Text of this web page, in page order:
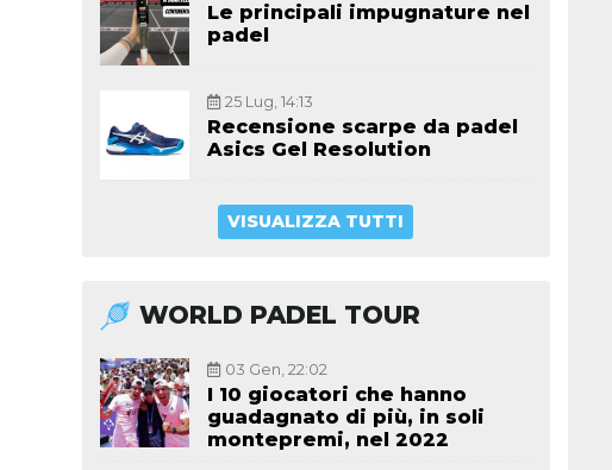
Le principali impugnature nel
padel
25 Lug, 14:13
Recensione scarpe da padel
Asics Gel Resolution
VISUALIZZA TUTTI
WORLD PADEL TOUR
03 Gen, 22:02
I 10 giocatori che hanno
guadagnato di più, in soli
montepremi, nel 2022